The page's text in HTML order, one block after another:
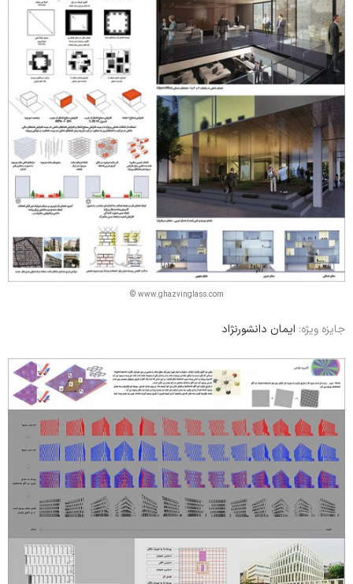
© www.ghazvinglass.com
جایزه ویژه: ایمان دانشورنژاد